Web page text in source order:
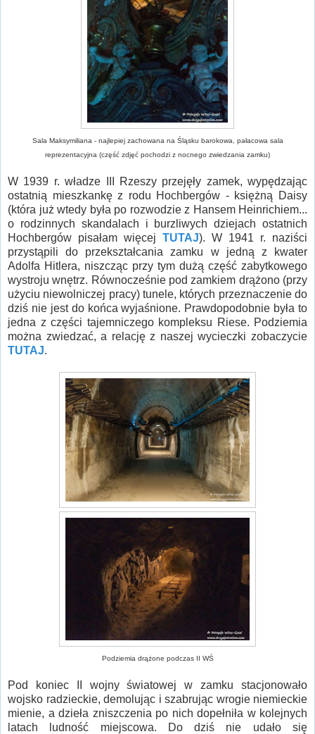
Sala Maksymiliana - najlepiej zachowana na Śląsku barokowa, pałacowa sala
reprezentacyjna (część zdjęć pochodzi z nocnego zwiedzania zamku)
W 1939 r. władze III Rzeszy przejęły zamek, wypędzając
ostatnią mieszkankę z rodu Hochbergów - księżną Daisy
(która już wtedy była po rozwodzie z Hansem Heinrichiem...
o rodzinnych skandalach i burzliwych dziejach ostatnich
Hochbergów pisałam więcej TUTAJ). W 1941 r. naziści
przystąpili do przekształcania zamku w jedną z kwater
Adolfa Hitlera, niszcząc przy tym dużą część zabytkowego
wystroju wnętrz. Równocześnie pod zamkiem drążono (przy
użyciu niewolniczej pracy) tunele, których przeznaczenie do
dziś nie jest do końca wyjaśnione. Prawdopodobnie była to
jedna z części tajemniczego kompleksu Riese. Podziemia
można zwiedzać, a relację z naszej wycieczki zobaczycie
TUTAJ.
Podziemia drążone podczas II WŚ
Pod koniec II wojny światowej w zamku stacjonowało
wojsko radzieckie, demolując i szabrując wrogie niemieckie
mienie, a dzieła zniszczenia po nich dopełniła w kolejnych
latach ludność miejscowa. Do dziś nie udało się